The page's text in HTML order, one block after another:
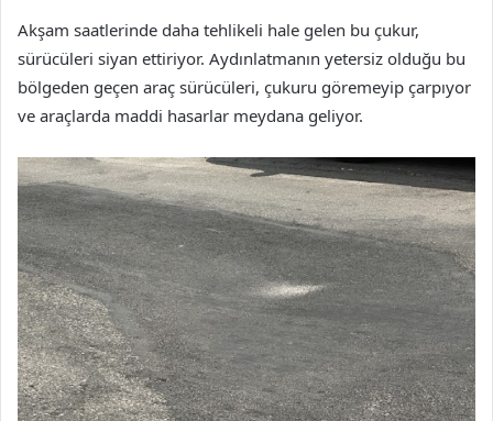
Akşam saatlerinde daha tehlikeli hale gelen bu çukur,
sürücüleri siyan ettiriyor. Aydınlatmanın yetersiz olduğu bu
bölgeden geçen araç sürücüleri, çukuru göremeyip çarpıyor
ve araçlarda maddi hasarlar meydana geliyor.